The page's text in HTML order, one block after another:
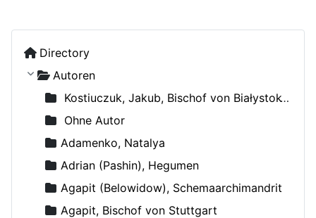
Directory
Autoren
Kostiuczuk, Jakub, Bischof von Białystok und Gdańsk
Ohne Autor
Adamenko, Natalya
Adrian (Pashin), Hegumen
Agapit (Belowidow), Schemaarchimandrit
Agapit, Bischof von Stuttgart